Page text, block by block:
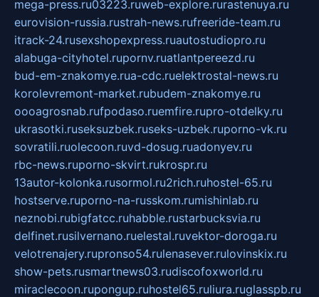
mega-press.ru03223.ruweb-explore.rurastenuya.ru
eurovision-russia.rustrah-news.rufreeride-team.ru
itrack-24.rusexshopexpress.ruautostudiopro.ru
alabuga-cityhotel.rupornv.ruatlantpereezd.ru
bud-em-znakomye.rua-cdc.ruelektrostal-news.ru
korolevremont-market.rubudem-znakomye.ru
oooagrosnab.rufpodaso.ruemfire.rupro-otdelky.ru
ukrasotki.ruseksuzbek.ruseks-uzbek.ruporno-vk.ru
sovratili.ruolecoon.ruvd-dosug.ruadonyev.ru
rbc-news.ruporno-skvirt.rukrospr.ru
13autor-kolonka.rusormol.ru2rich.ruhostel-65.ru
hostserve.ruporno-na-russkom.rumishinlab.ru
neznobi.rubigfatcc.ruhabble.rustarbucksvia.ru
delfinet.rusilvernano.ruelestal.ruvektor-doroga.ru
velotrenajery.rupronso54.rulenasever.rulovinskix.ru
show-pets.rusmartnews03.rudiscofoxworld.ru
miraclecoon.rupongup.ruhostel65.ruliura.ruglasspb.ru